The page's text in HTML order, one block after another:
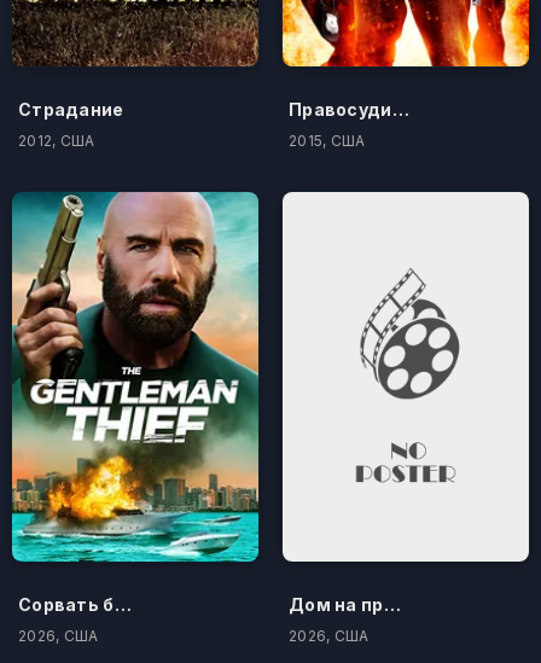
Страдание
2012, США
Правосудие по-американски
2015, США
Сорвать банк 3: Вор-джентльмен
2026, США
Дом на проклятом холме
2026, США